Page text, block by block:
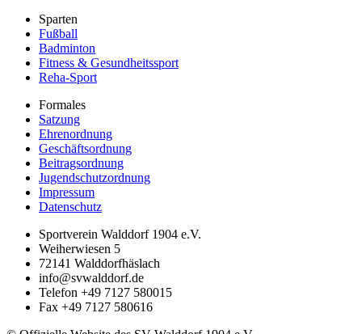
Sparten
Fußball
Badminton
Fitness & Gesundheitssport
Reha-Sport
Formales
Satzung
Ehrenordnung
Geschäftsordnung
Beitragsordnung
Jugendschutzordnung
Impressum
Datenschutz
Sportverein Walddorf 1904 e.V.
Weiherwiesen 5
72141 Walddorfhäslach
info@svwalddorf.de
Telefon +49 7127 580015
Fax +49 7127 580616